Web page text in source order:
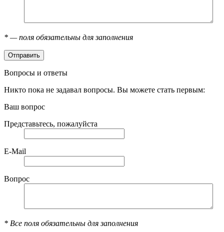
* — поля обязательны для заполнения
Вопросы и ответы
Никто пока не задавал вопросы. Вы можете стать первым:
Ваш вопрос
Представьтесь, пожалуйста
E-Mail
Вопрос
* Все поля обязательны для заполнения